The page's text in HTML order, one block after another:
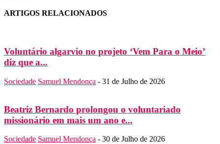
ARTIGOS RELACIONADOS
Voluntário algarvio no projeto ‘Vem Para o Meio’
diz que a...
Sociedade Samuel Mendonça - 31 de Julho de 2026
Beatriz Bernardo prolongou o voluntariado
missionário em mais um ano e...
Sociedade Samuel Mendonça - 30 de Julho de 2026